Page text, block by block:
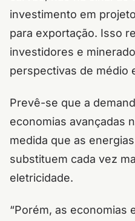
investimento em
para exportação. Isso
investidores e
perspectivas de médio
Prevê-se que a
economias avançadas
medida que as
substituem cada vez
eletricidade.
“Porém, as economias